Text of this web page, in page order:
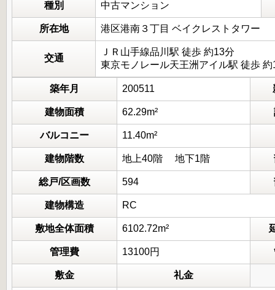
種別 中古マンション
所在地 港区港南３丁目 ベイクレストタワー
交通
ＪＲ山手線品川駅 徒歩 約13分
東京モノレール天王洲アイル駅 徒歩 約
築年月 200511
建物面積 62.29m²
バルコニー 11.40m²
建物階数 地上40階 地下1階
総戸/区画数 594
建物構造 RC
敷地全体面積 6102.72m²
管理費 13100円
敷金 礼金